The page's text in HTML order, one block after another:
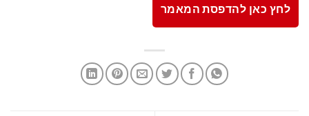
לחץ כאן להדפסת המאמר